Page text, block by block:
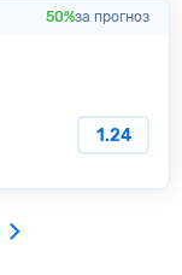
50%за прогноз
1.24